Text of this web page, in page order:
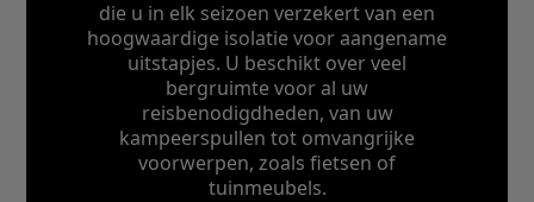
die u in elk seizoen verzekert van een
hoogwaardige isolatie voor aangename
uitstapjes. U beschikt over veel
bergruimte voor al uw
reisbenodigdheden, van uw
kampeerspullen tot omvangrijke
voorwerpen, zoals fietsen of
tuinmeubels.